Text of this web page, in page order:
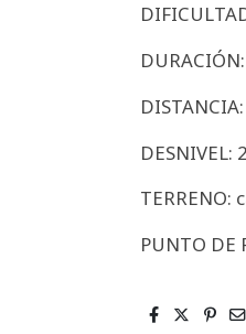
DESNIVEL:
TERRENO:
PUNTO DE